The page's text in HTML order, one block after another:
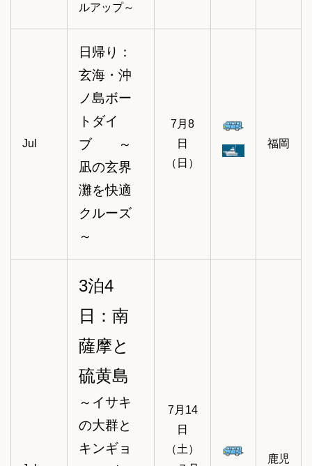
ルアップ～
Jul
日帰り：
玄海・沖
ノ島ボー
トダイ
ブ ～
凪の玄界
灘を快適
クルーズ
～
7月8
日
（日）
福岡
3泊4
日：南
薩摩と
硫黄島
～イサキ
の大群と
キンギョ
7月14
日
（土）
鹿児